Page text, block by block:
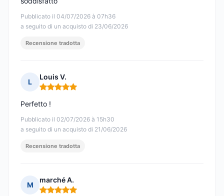
Pubblicato il 04/07/2026 à 07h36
a seguito di un acquisto di 23/06/2026
Recensione tradotta
L
Louis V.
Nota: 5 su 5
Pubblicato il 02/07/2026 à 15h30
a seguito di un acquisto di 21/06/2026
Perfetto !
Recensione tradotta
M
marché A.
Nota: 5 su 5